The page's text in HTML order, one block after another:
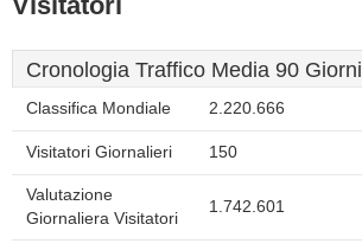
Cronologia Traffico Media 90 Giorni
Classifica Mondiale 2.220.666
Visitatori Giornalieri 150
Valutazione
Giornaliera Visitatori
1.742.601